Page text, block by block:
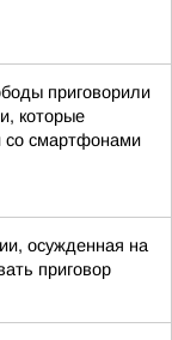
приговорили
которые
со смартфонами
осужденная на
приговор